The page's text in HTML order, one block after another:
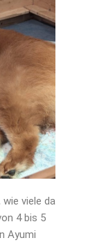
viele da
4 bis 5
Ayumi